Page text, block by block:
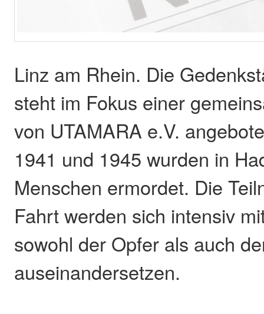
Linz am Rhein. Die
steht im Fokus einer
von UTAMARA e.V.
1941 und 1945 wurden in
Menschen ermordet. Die
Fahrt werden sich intensiv
sowohl der Opfer als auch
auseinandersetzen.